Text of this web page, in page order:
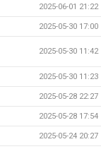
2025-06-01 21:22
2025-05-30 17:00
2025-05-30 11:42
2025-05-30 11:23
2025-05-28 22:27
2025-05-28 17:54
2025-05-24 20:27